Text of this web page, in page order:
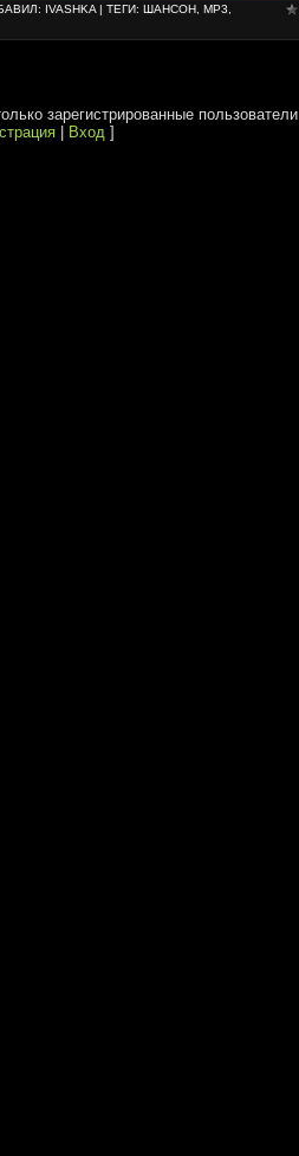
: IVASHKA| ТЕГИ: ШАНСОН MP3
зарегистрированные
| Вход]